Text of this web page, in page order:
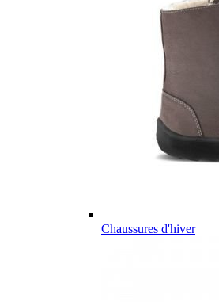
Chaussures d'hiver